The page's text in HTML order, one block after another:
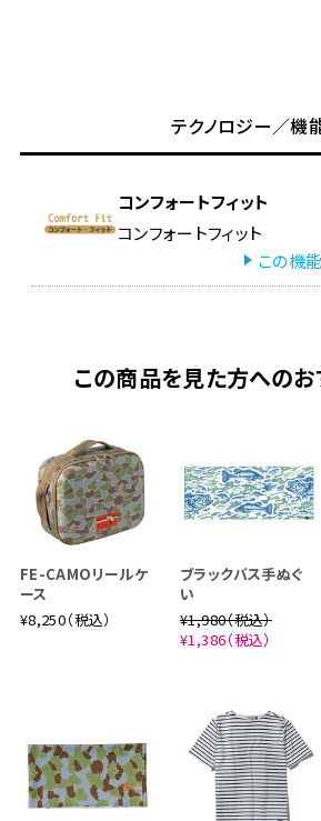
テクノロジー／機
コンフォートフィット
コンフォートフィット
この機
この商品を見た方への
FE-CAMOリールケ
ース
¥8,250（税込）
ブラックバス手ぬぐ
い
¥1,980（税込）
¥1,386（税込）